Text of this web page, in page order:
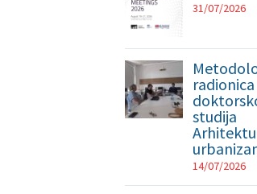
31/07/2026
radionica
studija
14/07/2026